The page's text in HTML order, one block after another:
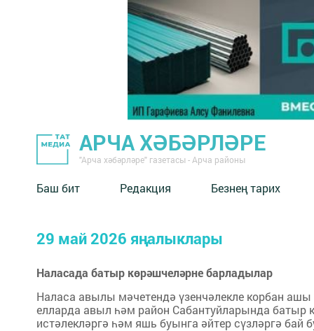
АРЧА ХӘБӘРЛӘРЕ
"Арча хәбәрләре" газетасы - Арча районы
Баш бит Редакция Безнең тарих
29 май 2026 яңалыклары
Наласада батыр көрәшчеләрне барладылар
Наласа авылы мәчетендә үзенчәлекле корбан
елларда авыл һәм район Сабантуйларында
истәлекләргә һәм яшь буынга әйтер сүзләргә бай